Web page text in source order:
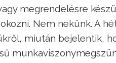
megrendelésre
Nem nekünk. A
miután bejelentik,